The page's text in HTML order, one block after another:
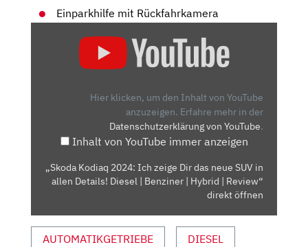
Einparkhilfe mit Rückfahrkamera
SUV
DIESEL
Hier klicken, um den Inhalt von YouTube
anzuzeigen. Erfahre mehr in der
Datenschutzerklärung von YouTube.
Inhalt von YouTube immer anzeigen
„Skoda Kodiaq 2024: Ich zeige Dir das neue SUV in
allen Details! Diesel | Benziner | Hybrid | Review“
direkt öffnen
AUTOMATIKGETRIEBE DIESEL